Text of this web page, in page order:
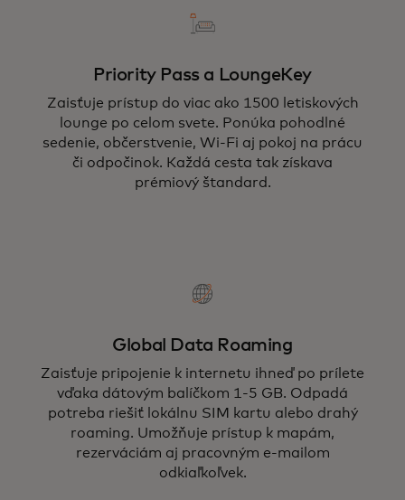
Priority Pass a LoungeKey
Zaisťuje prístup do viac ako 1500 letiskových
lounge po celom svete. Ponúka pohodlné
sedenie, občerstvenie, Wi-Fi aj pokoj na prácu
či odpočinok. Každá cesta tak získava
prémiový štandard.
Global Data Roaming
Zaisťuje pripojenie k internetu ihneď po prílete
vďaka dátovým balíčkom 1-5 GB. Odpadá
potreba riešiť lokálnu SIM kartu alebo drahý
roaming. Umožňuje prístup k mapám,
rezerváciám aj pracovným e-mailom
odkiaľkoľvek.